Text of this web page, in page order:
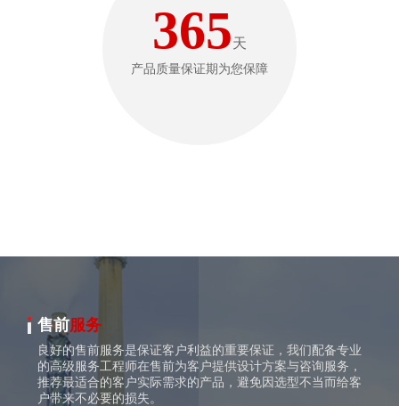
365天
产品质量保证期为您保障
售前服务
良好的售前服务是保证客户利益的重要保证，我们配备专业
的高级服务工程师在售前为客户提供设计方案与咨询服务，
推荐最适合的客户实际需求的产品，避免因选型不当而给客
户带来不必要的损失。